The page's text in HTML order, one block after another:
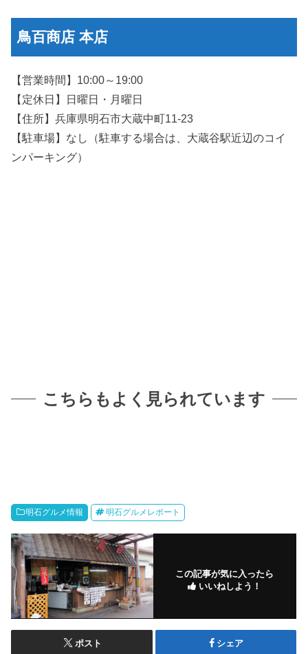
鳥百商店 本店
【営業時間】10:00～19:00
【定休日】日曜日・月曜日
【住所】兵庫県明石市大蔵中町11-23
【駐車場】なし（駐車する場合は、大蔵谷駅近辺のコイ
ンパーキング）
こちらもよく見られています
明石グルメ情報 明石グルメレポート
この記事が気に入ったら
いいねしよう！
ポスト シェア